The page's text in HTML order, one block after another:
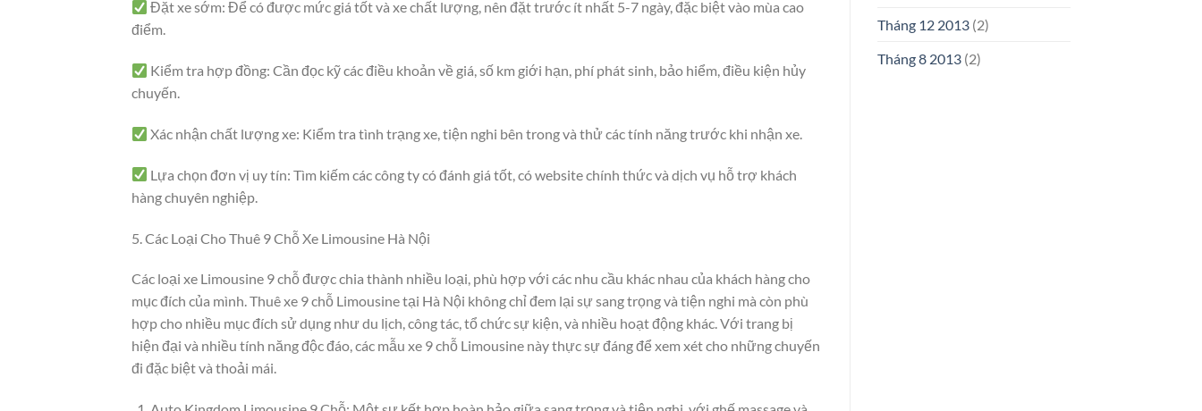
Đặt xe sớm: Để có được mức giá tốt và xe chất lượng, nên đặt trước ít nhất 5-7 ngày, đặc biệt vào mùa cao
điểm.
Kiểm tra hợp đồng: Cần đọc kỹ các điều khoản về giá, số km giới hạn, phí phát sinh, bảo hiểm, điều kiện hủy
chuyến.
Xác nhận chất lượng xe: Kiểm tra tình trạng xe, tiện nghi bên trong và thử các tính năng trước khi nhận xe.
Lựa chọn đơn vị uy tín: Tìm kiếm các công ty có đánh giá tốt, có website chính thức và dịch vụ hỗ trợ khách
hàng chuyên nghiệp.
5. Các Loại Cho Thuê 9 Chỗ Xe Limousine Hà Nội
Các loại xe Limousine 9 chỗ được chia thành nhiều loại, phù hợp với các nhu cầu khác nhau của khách hàng cho
mục đích của mình. Thuê xe 9 chỗ Limousine tại Hà Nội không chỉ đem lại sự sang trọng và tiện nghi mà còn phù
hợp cho nhiều mục đích sử dụng như du lịch, công tác, tổ chức sự kiện, và nhiều hoạt động khác. Với trang bị
hiện đại và nhiều tính năng độc đáo, các mẫu xe 9 chỗ Limousine này thực sự đáng để xem xét cho những chuyến
đi đặc biệt và thoải mái.
Tháng 12 2013(2)
Tháng 8 2013(2)